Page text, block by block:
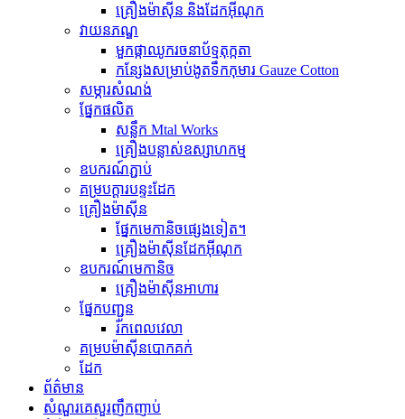
គ្រឿងម៉ាស៊ីន និងដែកអ៊ីណុក
វាយនភណ្ឌ
មួកផ្កាឈូករចនាប័ទ្មតុក្កតា
កន្សែងសម្រាប់ងូតទឹកកុមារ Gauze Cotton
សម្ភារសំណង់
ផ្នែកផលិត
សន្លឹក Mtal Works
គ្រឿងបន្លាស់ឧស្សាហកម្ម
ឧបករណ៍ភ្ជាប់
គម្របក្តារបន្ទះដែក
គ្រឿងម៉ាស៊ីន
ផ្នែកមេកានិចផ្សេងទៀត។
គ្រឿងម៉ាស៊ីនដែកអ៊ីណុក
ឧបករណ៍មេកានិច
គ្រឿងម៉ាស៊ីនអាហារ
ផ្នែកបញ្ជូន
រ៉កពេលវេលា
គម្របម៉ាស៊ីនបោកគក់
ដែក
ព័ត៌មាន
សំណួរគេសួរញឹកញាប់